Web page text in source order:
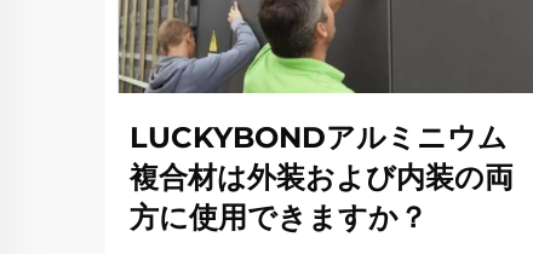
LUCKYBONDアルミニウム
複合材は外装および内装の両
方に使用できますか？